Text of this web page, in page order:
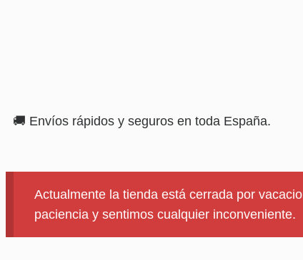
🚚 Envíos rápidos y seguros en toda España.
Actualmente la tienda está cerrada por
paciencia y sentimos cualquier inconveniente.